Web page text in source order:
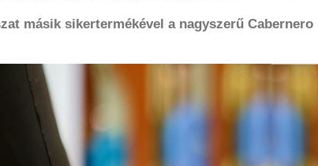
másik sikertermékével a nagyszerű Cabernero